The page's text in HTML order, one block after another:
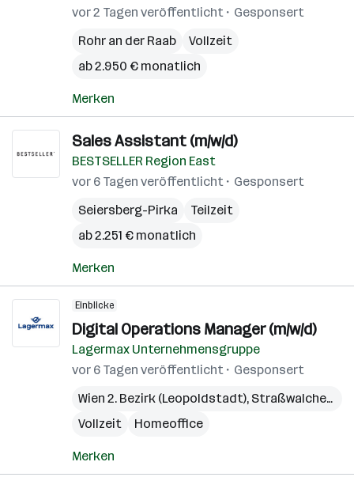
vor 2 Tagen veröffentlicht
Gesponsert
Rohr an der Raab
Vollzeit
ab 2.950 € monatlich
Merken
Sales Assistant (m/w/d)
BESTSELLER Region East
vor 6 Tagen veröffentlicht
Gesponsert
Seiersberg-Pirka
Teilzeit
ab 2.251 € monatlich
Merken
Einblicke
Digital Operations Manager (m/w/d)
Lagermax Unternehmensgruppe
vor 6 Tagen veröffentlicht
Gesponsert
Wien 2. Bezirk (Leopoldstadt), Straßwalchen
Vollzeit
Homeoffice
Merken